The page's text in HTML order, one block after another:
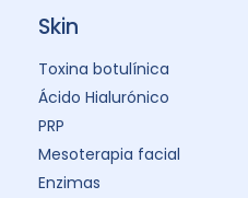
Skin
Toxina botulínica
Ácido Hialurónico
PRP
Mesoterapia facial
Enzimas